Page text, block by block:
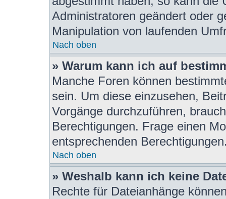
Administratoren geändert oder
Manipulation von laufenden
Nach oben
» Warum kann ich auf
Manche Foren können
sein. Um diese einzusehen,
Vorgänge durchzuführen,
Berechtigungen. Frage einen
entsprechenden
Nach oben
» Weshalb kann ich keine
Rechte für Dateianhänge